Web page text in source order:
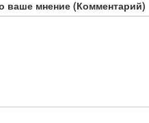
ваше мнение (Комментарий)